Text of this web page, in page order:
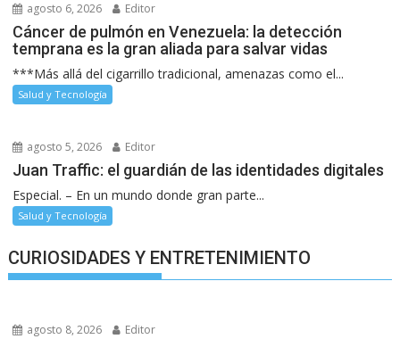
agosto 6, 2026 Editor
Cáncer de pulmón en Venezuela: la detección
temprana es la gran aliada para salvar vidas
***Más allá del cigarrillo tradicional, amenazas como el...
Salud y Tecnología
agosto 5, 2026 Editor
Juan Traffic: el guardián de las identidades digitales
Especial. – En un mundo donde gran parte...
Salud y Tecnología
CURIOSIDADES Y ENTRETENIMIENTO
agosto 8, 2026 Editor